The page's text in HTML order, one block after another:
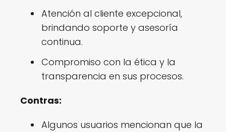
Atención al cliente excepcional,
brindando soporte y asesoría
continua.
Compromiso con la ética y la
transparencia en sus procesos.
Contras:
Algunos usuarios mencionan que la